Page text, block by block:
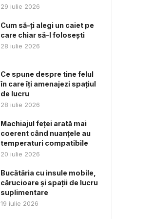
29 iulie 2026
Cum să-ți alegi un caiet pe
care chiar să-l folosești
28 iulie 2026
Ce spune despre tine felul
în care îți amenajezi spațiul
de lucru
28 iulie 2026
Machiajul feței arată mai
coerent când nuanțele au
temperaturi compatibile
20 iulie 2026
Bucătăria cu insule mobile,
cărucioare și spații de lucru
suplimentare
19 iulie 2026